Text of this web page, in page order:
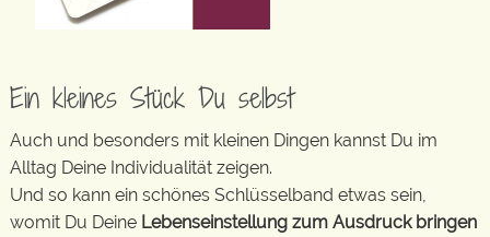
Ein kleines Stück Du selbst
Auch und besonders mit kleinen Dingen kannst Du im
Alltag Deine Individualität zeigen.
Und so kann ein schönes Schlüsselband etwas sein,
womit Du Deine Lebenseinstellung zum Ausdruck bringen